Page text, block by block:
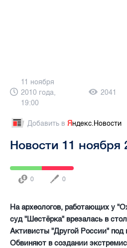
11 ноября
2010 года,
19:00
2041
Добавить в Яндекс.Новости
Новости 11 ноября
0 0
На археологов, работающих у
суд "Шестёрка" врезалась в
Активисты "Другой России" под
Обвиняют в создании